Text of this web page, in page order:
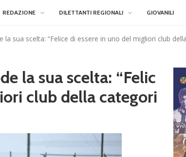
REDAZIONE DILETTANTI REGIONALI GIOVANILI
la sua scelta: “Felice di essere in uno del migliori club
la sua scelta: “Felic
club della categori